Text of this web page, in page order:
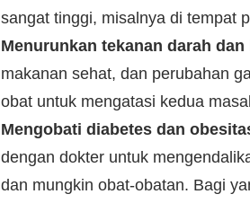
sangat tinggi, misalnya di tempat
Menurunkan tekanan darah
makanan sehat, dan perubahan
obat untuk mengatasi kedua
Mengobati diabetes dan
dengan dokter untuk
dan mungkin obat-obatan. Bagi